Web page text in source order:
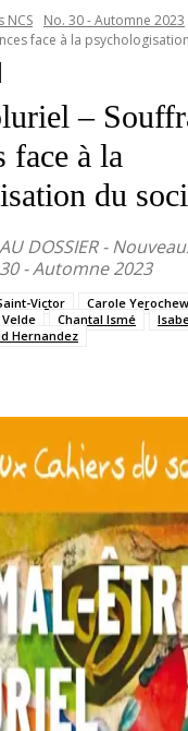
NCS No. 30 - Automne 2023
face à la
–
face à la
du
DOSSIER -
- Automne 2023
Victor
Carole
Chantal Ismé
Hernandez